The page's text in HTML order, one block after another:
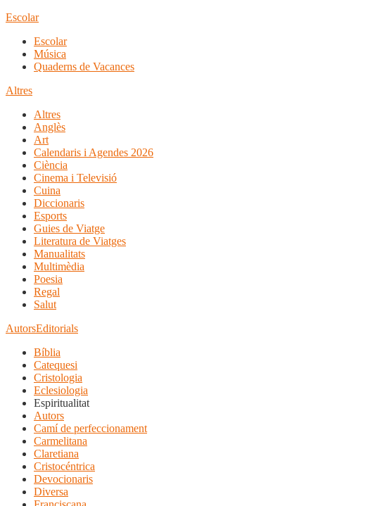
Escolar
Escolar
Música
Quaderns de Vacances
Altres
Altres
Anglès
Art
Calendaris i Agendes 2026
Ciència
Cinema i Televisió
Cuina
Diccionaris
Esports
Guies de Viatge
Literatura de Viatges
Manualitats
Multimèdia
Poesia
Regal
Salut
AutorsEditorials
Bíblia
Catequesi
Cristologia
Eclesiologia
Espiritualitat
Autors
Camí de perfeccionament
Carmelitana
Claretiana
Cristocéntrica
Devocionaris
Diversa